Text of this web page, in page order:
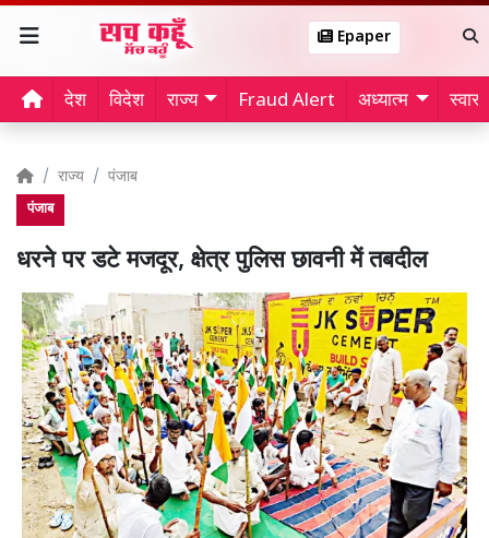
Epaper
देश विदेश राज्य Fraud Alert अध्यात्म
राज्य पंजाब
पंजाब
धरने पर डटे मजदूर, क्षेत्र पुलिस छावनी में तबदील